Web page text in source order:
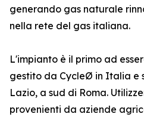
generando gas naturale
nella rete del gas italiana.
L'impianto è il primo ad
gestito da CycleØ in Italia e
Lazio, a sud di Roma.
provenienti da aziende